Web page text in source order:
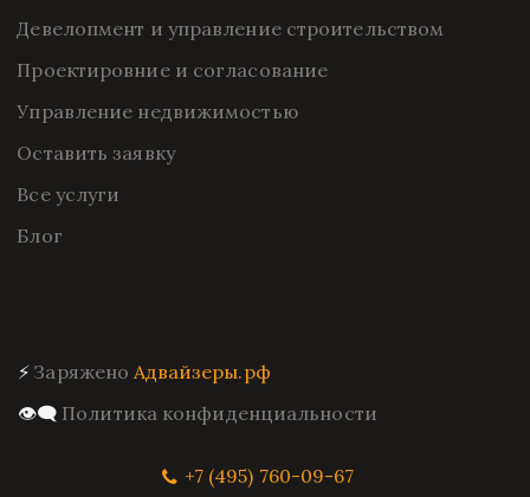
Девелопмент и управление строительством
Проектировние и согласование
Управление недвижимостью
Оставить заявку
Все услуги
Блог
⚡ Заряжено Адвайзеры.рф
👁️‍🗨️ Политика конфиденциальности
+7 (495) 760-09-67